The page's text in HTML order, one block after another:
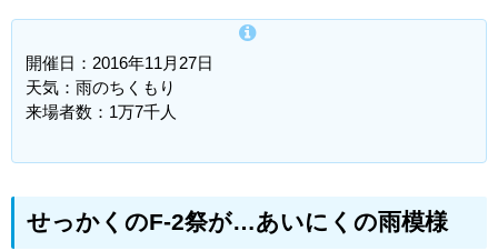
開催日：2016年11月27日
天気：雨のちくもり
来場者数：1万7千人
せっかくのF-2祭が…あいにくの雨模様